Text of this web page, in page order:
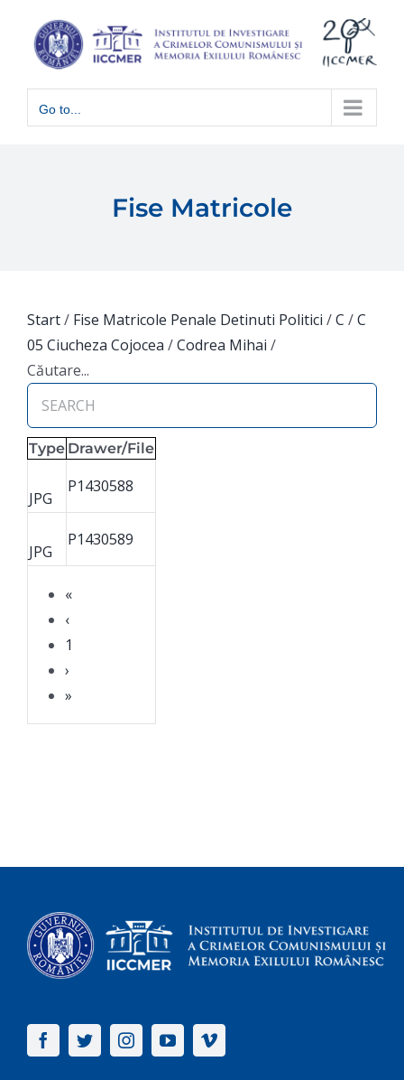
content
Go to...
Fise Matricole
Start/ Fise Matricole Penale Detinuti Politici /C /C
05 Ciucheza Cojocea /Codrea Mihai /
Căutare...
Type Drawer/File
«
‹
1
›
»
JPG
P1430588
JPG
P1430589